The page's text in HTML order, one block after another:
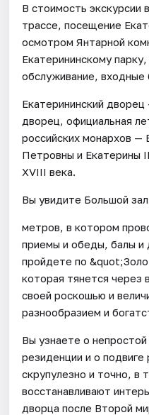
В стоимость экскурсии
трассе, посещение
осмотром Янтарной
Екатерининскому
обслуживание, входные
Екатерининский
дворец, официальная
российских монархов —
Петровны и Екатерины
XVIII века.
Вы увидите Большой
метров, в котором
приемы и обеды, балы и
пройдете по
которая тянется через
своей роскошью и
разнообразием и
Вы узнаете о
резиденции и о
скрупулезно и точно, в
восстанавливают
дворца после Второй